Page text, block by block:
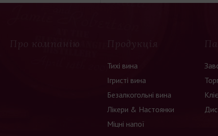
Про компанію Продукція
Тихі вина
Ігристі вина
Безалкогольні вина
Лікери & Настоянки
Міцні напої